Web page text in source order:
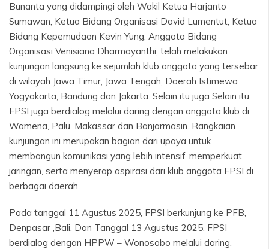
Bunanta yang didampingi oleh Wakil Ketua Harjanto
Sumawan, Ketua Bidang Organisasi David Lumentut, Ketua
Bidang Kepemudaan Kevin Yung, Anggota Bidang
Organisasi Venisiana Dharmayanthi, telah melakukan
kunjungan langsung ke sejumlah klub anggota yang tersebar
di wilayah Jawa Timur, Jawa Tengah, Daerah Istimewa
Yogyakarta, Bandung dan Jakarta. Selain itu juga Selain itu
FPSI juga berdialog melalui daring dengan anggota klub di
Wamena, Palu, Makassar dan Banjarmasin. Rangkaian
kunjungan ini merupakan bagian dari upaya untuk
membangun komunikasi yang lebih intensif, memperkuat
jaringan, serta menyerap aspirasi dari klub anggota FPSI di
berbagai daerah.
Pada tanggal 11 Agustus 2025, FPSI berkunjung ke PFB,
Denpasar ,Bali. Dan Tanggal 13 Agustus 2025, FPSI
berdialog dengan HPPW – Wonosobo melalui daring.